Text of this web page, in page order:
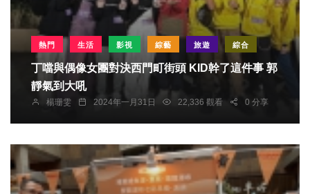
熱門 生活 影視 綜藝 旅遊 綜合
丁噹與偶像女團對決西門町街頭 KID幹了這件事 郭
靜氣到大吼
楊珊雯 2024年一月31日 22,336 觀看 0 分享